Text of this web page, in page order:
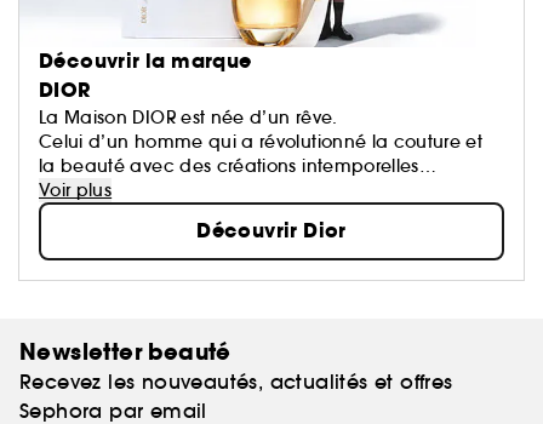
Découvrir la marque
DIOR
La Maison DIOR est née d’un rêve.
Celui d’un homme qui a révolutionné la couture et
la beauté avec des créations intemporelles
devenues des icônes.
Chaque création de la Maison porte une part de
son rêve qui oeuvre pour un monde plus beau et
plus heureux.
Voir plus
Découvrir Dior
Newsletter beauté
Recevez les nouveautés, actualités et offres
Sephora par email